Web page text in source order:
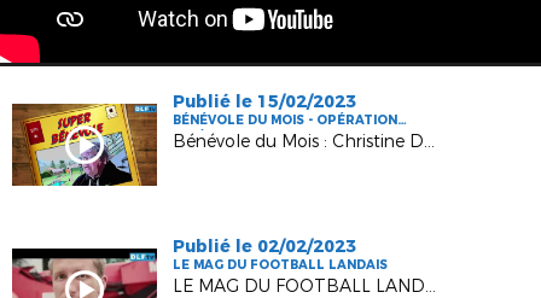
Publié le 15/02/2023
BÉNÉVOLE DU MOIS - OPÉRATION
FFF/DLF
Bénévole du Mois : Christine DARENGOSSE
Publié le 02/02/2023
LE MAG DU FOOTBALL LANDAIS
LE MAG DU FOOTBALL LANDAIS #6 - SAISON 2